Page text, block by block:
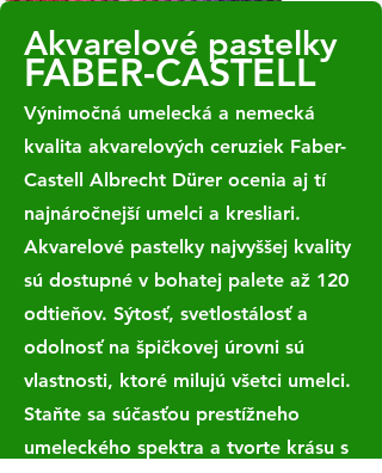
Pridať do košíka
Pridať do košíka
Pridať do košíka
Pridať do košíka
Pridať do košíka
Akvarelové pastelky
FABER-CASTELL
Výnimočná umelecká a nemecká
kvalita akvarelových ceruziek Faber-
Castell Albrecht Dürer ocenia aj tí
najnáročnejší umelci a kresliari.
Akvarelové pastelky najvyššej kvality
sú dostupné v bohatej palete až 120
odtieňov. Sýtosť, svetlostálosť a
odolnosť na špičkovej úrovni sú
vlastnosti, ktoré milujú všetci umelci.
Staňte sa súčasťou prestížneho
umeleckého spektra a tvorte krásu s